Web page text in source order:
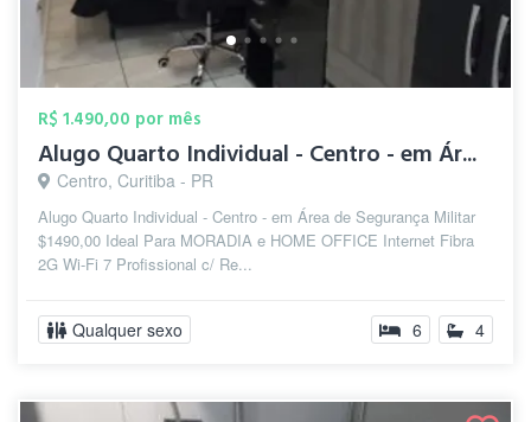
R$ 1.490,00 por mês
Alugo Quarto Individual - Centro - em Ár...
Centro, Curitiba - PR
Alugo Quarto Individual - Centro - em Área de Segurança Militar
$1490,00 Ideal Para MORADIA e HOME OFFICE Internet Fibra
2G Wi-Fi 7 Profissional c/ Re...
Qualquer sexo 6 4